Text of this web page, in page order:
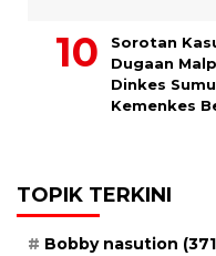
Sorotan
Dugaan
Dinkes
Kemenkes
TOPIK TERKINI
Bobby nasution